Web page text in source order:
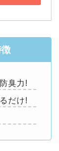
臭力!
だけ!